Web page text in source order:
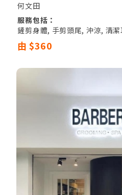
何文田
服務包括：
鏟剪身體, 手剪頭尾, 沖涼, 清
剪PAT PAT毛, 修剪遮蓋眼睛毛,
由 $360